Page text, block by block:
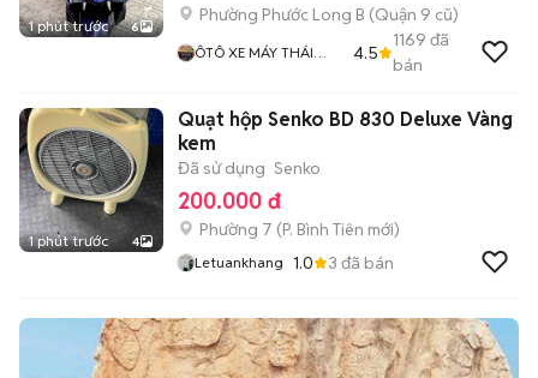
1 phút trước 6
Phường Phước Long B (Quận 9 cũ)
ÔTÔ XE MÁY THÁI
4.5
1169 đã
bán
1 phút trước 4
Quạt hộp Senko BD 830 Deluxe Vàng
kem
Đã sử dụng Senko
200.000 đ
Phường 7 (P. Bình Tiên mới)
Letuankhang 1.0 3 đã bán